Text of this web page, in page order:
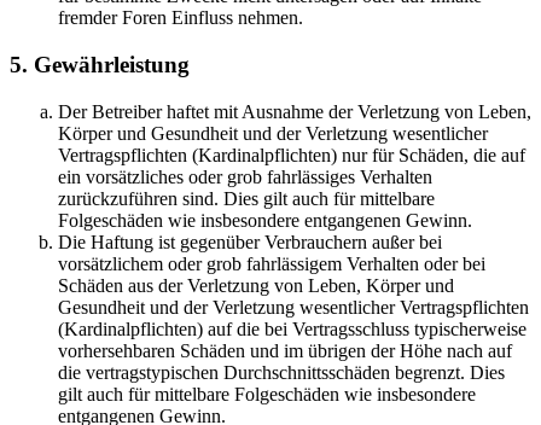
fremder Foren Einfluss nehmen.
5. Gewährleistung
Der Betreiber haftet mit Ausnahme der Verletzung von Leben,
Körper und Gesundheit und der Verletzung wesentlicher
Vertragspflichten (Kardinalpflichten) nur für Schäden, die auf
ein vorsätzliches oder grob fahrlässiges Verhalten
zurückzuführen sind. Dies gilt auch für mittelbare
Folgeschäden wie insbesondere entgangenen Gewinn.
Die Haftung ist gegenüber Verbrauchern außer bei
vorsätzlichem oder grob fahrlässigem Verhalten oder bei
Schäden aus der Verletzung von Leben, Körper und
Gesundheit und der Verletzung wesentlicher Vertragspflichten
(Kardinalpflichten) auf die bei Vertragsschluss typischerweise
vorhersehbaren Schäden und im übrigen der Höhe nach auf
die vertragstypischen Durchschnittsschäden begrenzt. Dies
gilt auch für mittelbare Folgeschäden wie insbesondere
entgangenen Gewinn.